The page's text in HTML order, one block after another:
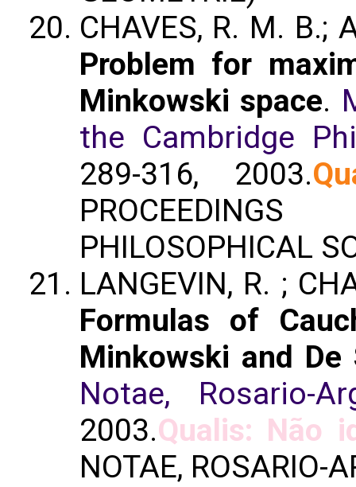
CHAVES, R. M. B.;
Problem for
Minkowski space.
the Cambridge
289-316, 2003.
PHILOSOPHICAL
LANGEVIN, R. ;
Formulas of
Minkowski and De
Notae, Rosario-
2003.Qualis: Não
NOTAE, ROSARIO-